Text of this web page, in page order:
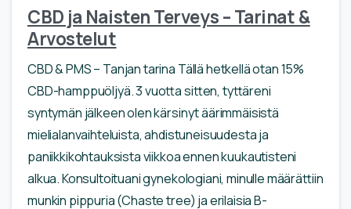
CBD ja Naisten Terveys – Tarinat &
Arvostelut
CBD & PMS – Tanjan tarina Tällä hetkellä otan 15%
CBD-hamppuöljyä. 3 vuotta sitten, tyttäreni
syntymän jälkeen olen kärsinyt äärimmäisistä
mielialanvaihteluista, ahdistuneisuudesta ja
paniikkikohtauksista viikkoa ennen kuukautisteni
alkua. Konsultoituani gynekologiani, minulle määrättiin
munkin pippuria (Chaste tree) ja erilaisia B-